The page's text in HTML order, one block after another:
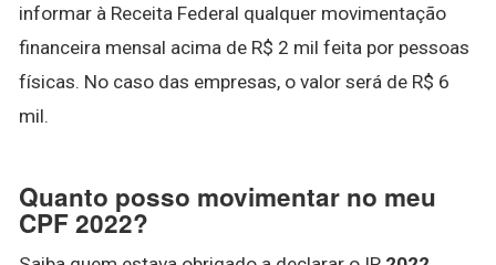
informar à Receita Federal qualquer movimentação
financeira mensal acima de R$ 2 mil feita por pessoas
físicas. No caso das empresas, o valor será de R$ 6
mil.
Quanto posso movimentar no meu
CPF 2022?